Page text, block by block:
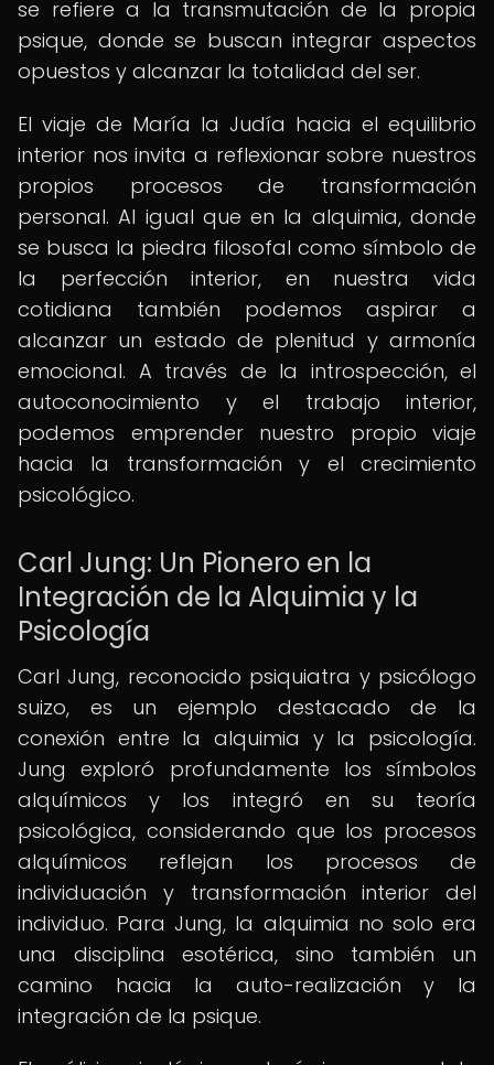
se refiere a la transmutación de la propia
psique, donde se buscan integrar aspectos
opuestos y alcanzar la totalidad del ser.
El viaje de María la Judía hacia el equilibrio
interior nos invita a reflexionar sobre nuestros
propios procesos de transformación
personal. Al igual que en la alquimia, donde
se busca la piedra filosofal como símbolo de
la perfección interior, en nuestra vida
cotidiana también podemos aspirar a
alcanzar un estado de plenitud y armonía
emocional. A través de la introspección, el
autoconocimiento y el trabajo interior,
podemos emprender nuestro propio viaje
hacia la transformación y el crecimiento
psicológico.
Carl Jung: Un Pionero en la
Integración de la Alquimia y la
Psicología
Carl Jung, reconocido psiquiatra y psicólogo
suizo, es un ejemplo destacado de la
conexión entre la alquimia y la psicología.
Jung exploró profundamente los símbolos
alquímicos y los integró en su teoría
psicológica, considerando que los procesos
alquímicos reflejan los procesos de
individuación y transformación interior del
individuo. Para Jung, la alquimia no solo era
una disciplina esotérica, sino también un
camino hacia la auto-realización y la
integración de la psique.